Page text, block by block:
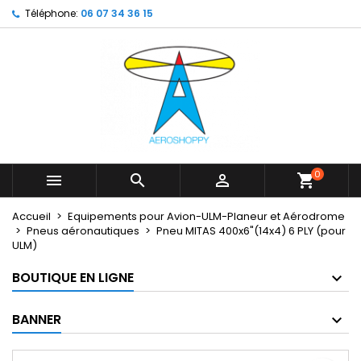
Téléphone: 06 07 34 36 15
   shopping_cart0
Accueil
Equipements pour Avion-ULM-Planeur et Aérodrome
Pneus aéronautiques
Pneu MITAS 400x6"(14x4) 6 PLY (pour
ULM)
BOUTIQUE EN LIGNE
BANNER
My wishlists ×
Create new list
Créer une liste d'envies ×
Nom de la liste d'envies
Connexion ×
Vous devez être connecté pour ajouter des produits
Annuler